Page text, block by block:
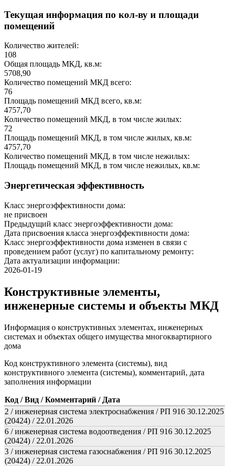
Текущая информация по кол-ву и площади
помещений
Количество жителей:
108
Общая площадь МКД, кв.м:
5708,90
Количество помещений МКД всего:
76
Площадь помещений МКД всего, кв.м:
4757,70
Количество помещений МКД, в том числе жилых:
72
Площадь помещений МКД, в том числе жилых, кв.м:
4757,70
Количество помещений МКД, в том числе нежилых:
Площадь помещений МКД, в том числе нежилых, кв.м:
Энергетическая эффективность
Класс энергоэффективности дома:
не присвоен
Предыдущий класс энергоэффективности дома:
Дата присвоения класса энергоэффективности дома:
Класс энергоэффективности дома изменен в связи с
проведением работ (услуг) по капитальному ремонту:
Дата актуализации информации:
2026-01-19
Конструктивные элементы,
инженерные системы и объекты МКД
Информация о конструктивных элементах, инженерных
системах и объектах общего имущества многоквартирного
дома
Код конструктивного элемента (системы), вид
конструктивного элемента (системы), комментарий, дата
заполнения информации
Код / Вид / Комментарий / Дата
2 / инженерная система электроснабжения / РП 916 30.12.2025
(20424) / 22.01.2026
6 / инженерная система водоотведения / РП 916 30.12.2025
(20424) / 22.01.2026
3 / инженерная система газоснабжения / РП 916 30.12.2025
(20424) / 22.01.2026